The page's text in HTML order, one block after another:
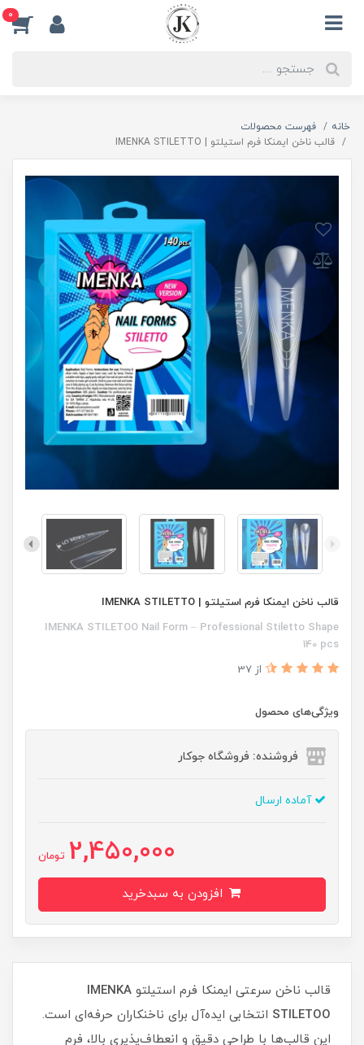
0
خانه
فهرست محصولات
قالب ناخن ایمنکا فرم استیلتو | IMENKA STILETTO
قالب ناخن ایمنکا فرم استیلتو | IMENKA STILETTO
IMENKA STILETOO Nail Form – Professional Stiletto Shape
140 pcs
از 37
ویژگی‌های محصول
فروشنده: فروشگاه جوکار
آماده ارسال
2,450,000 تومان
قالب ناخن سرعتی ایمنکا فرم استیلتو IMENKA
STILETOO انتخابی ایده‌آل برای ناخنکاران حرفه‌ای است.
این قالب‌ها با طراحی دقیق و انعطاف‌پذیری بالا، فرم